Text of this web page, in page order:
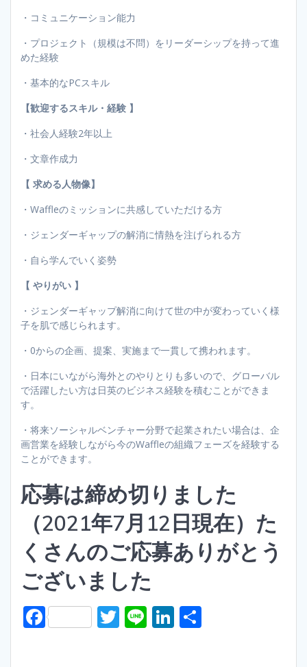
・コミュニケーション能力
・プロジェクト（規模は不問）をリーダーシップを持って進
めた経験
・基本的なPCスキル
【歓迎するスキル・経験 】
・社会人経験2年以上
・文章作成力
【 求める人物像】
・Waffleのミッションに共感していただける方
・ジェンダーギャップの解消に情熱を注げられる方
・自ら学んでいく姿勢
【 やりがい 】
・ジェンダーギャップ解消に向けて世の中が変わっていく様
子を肌で感じられます。
・0からの企画、提案、実施まで一貫して携われます。
・日本にいながら海外とのやりとりも多いので、グローバル
で活躍したい方は日英のビジネス経験を積むことができま
す。
・将来ソーシャルベンチャー分野で起業されたい場合は、企
画営業を経験しながら今のWaffleの組織フェーズを経験する
ことができます。
応募は締め切りました
（2021年7月12日現在）た
くさんのご応募ありがとう
ございました
F T Li Li